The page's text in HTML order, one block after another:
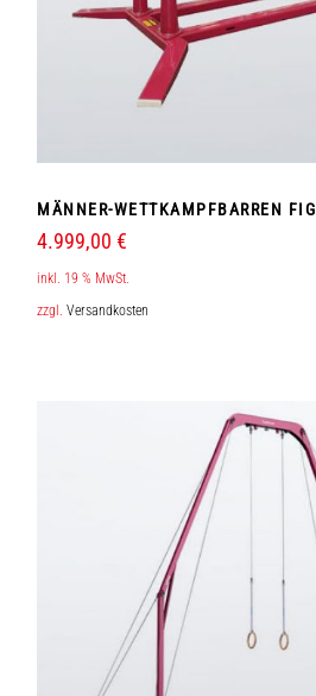
MÄNNER-WETTKAMPFBARREN FIG
4.999,00 €
inkl. 19 % MwSt.
zzgl.Versandkosten